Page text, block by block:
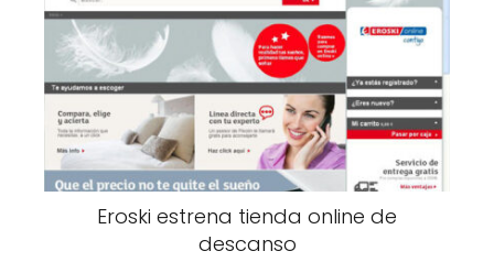
Eroski estrena tienda online de
descanso